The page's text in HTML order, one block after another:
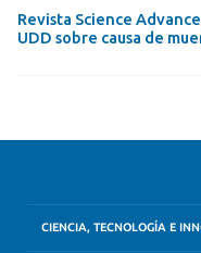
Revista Science
UDD sobre causa de
CIENCIA, TECNOLOGÍA E